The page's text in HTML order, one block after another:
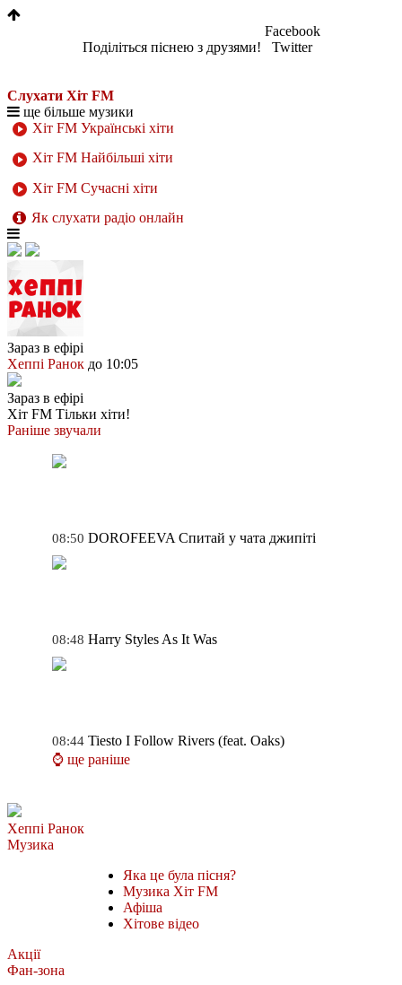
Поділіться піснею з друзями!
Facebook
Twitter
Слухати Хіт FM
ще більше музики
Хіт FM Українські хіти
Хіт FM Найбільші хіти
Хіт FM Сучасні хіти
Як слухати радіо онлайн
Зараз в ефірі
Хеппі Ранок до 10:05
Зараз в ефірі
Хіт FM Тільки хіти!
Раніше звучали
08:50 DOROFEEVA Спитай у чата джипіті
08:48 Harry Styles As It Was
08:44 Tiesto I Follow Rivers (feat. Oaks)
⌚ ще раніше
Хеппі Ранок
Музика
Яка це була пісня?
Музика Хіт FM
Афіша
Хітове відео
Акції
Фан-зона